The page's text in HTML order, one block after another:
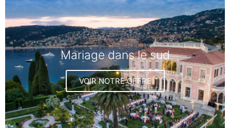
Mariage dans le sud
VOIR NOTRE OFFRE